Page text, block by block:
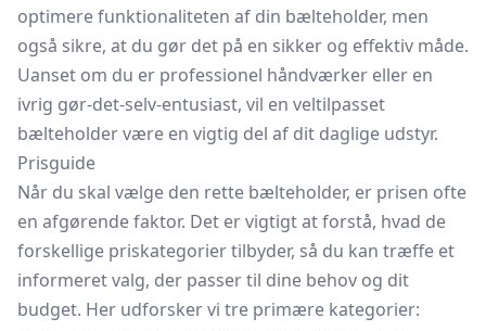
optimere funktionaliteten af din bælteholder, men
også sikre, at du gør det på en sikker og effektiv måde.
Uanset om du er professionel håndværker eller en
ivrig gør-det-selv-entusiast, vil en veltilpasset
bælteholder være en vigtig del af dit daglige udstyr.
Prisguide
Når du skal vælge den rette bælteholder, er prisen ofte
en afgørende faktor. Det er vigtigt at forstå, hvad de
forskellige priskategorier tilbyder, så du kan træffe et
informeret valg, der passer til dine behov og dit
budget. Her udforsker vi tre primære kategorier: